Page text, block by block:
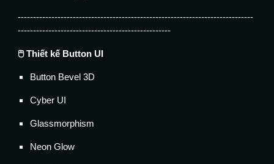
-----------------------------------------------------------------------------
--------------------------------------------------
🖱️ Thiết kế Button UI
Button Bevel 3D
Cyber UI
Glassmorphism
Neon Glow